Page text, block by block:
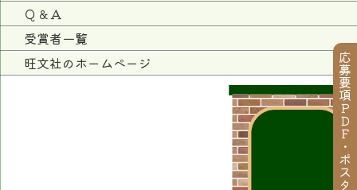
応募要項ＰＤＦ・ポスター
Ｑ＆Ａ
受賞者一覧
旺文社のホームページ